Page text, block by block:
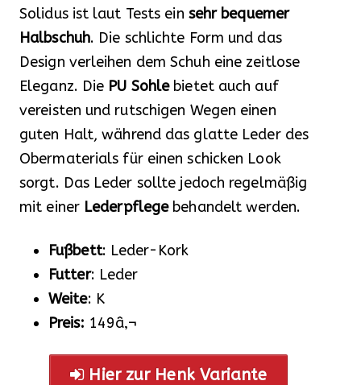
Solidus ist laut Tests ein sehr bequemer
Halbschuh. Die schlichte Form und das
Design verleihen dem Schuh eine zeitlose
Eleganz. Die PU Sohle bietet auch auf
vereisten und rutschigen Wegen einen
guten Halt, während das glatte Leder des
Obermaterials für einen schicken Look
sorgt. Das Leder sollte jedoch regelmäßig
mit einer Lederpflegebehandelt werden.
Fußbett: Leder-Kork
Futter: Leder
Weite: K
Preis: 149â‚¬
Hier zur Henk Variante